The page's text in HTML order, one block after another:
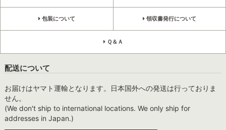
包装について 領収書発行について
Ｑ＆Ａ
配送について
お届けはヤマト運輸となります。日本国外への発送は行っておりま
せん。
(We don't ship to international locations. We only ship for
addresses in Japan.)